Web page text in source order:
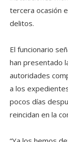
tercera ocasión
delitos.
El funcionario
han presentado
autoridades
a los
pocos días
reincidan en la